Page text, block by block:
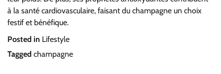
à la santé cardiovasculaire, faisant du champagne un choix
festif et bénéfique.
Posted in Lifestyle
Tagged champagne